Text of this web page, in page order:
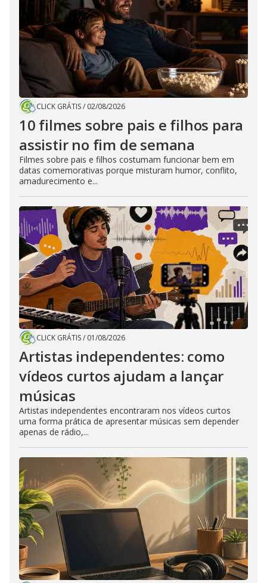
CLICK GRÁTIS/ 02/08/2026
10 filmes sobre pais e filhos para
assistir no fim de semana
Filmes sobre pais e filhos costumam funcionar bem em
datas comemorativas porque misturam humor, conflito,
amadurecimento e...
CLICK GRÁTIS/ 01/08/2026
Artistas independentes: como
vídeos curtos ajudam a lançar
músicas
Artistas independentes encontraram nos vídeos curtos
uma forma prática de apresentar músicas sem depender
apenas de rádio,...